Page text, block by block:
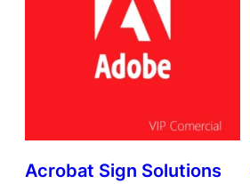
Acrobat Sign Solutions